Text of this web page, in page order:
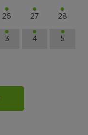
26 27 28
3 4 5